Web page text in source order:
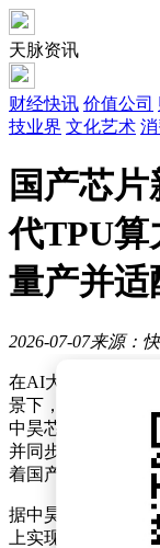
天脉资讯
财经快讯 价值公司
技业界 文化艺术
国产芯
代TPU算
量产并适
2026-07-07来源：
在AI大模型军备竞
景下，国产芯片厂
中昊芯英近日宣布
并同步发布搭载该
着国产芯片在高性
据中昊芯英创始人
上实现显著提升：